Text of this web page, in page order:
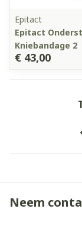
Epitact
Epitact
Kniebandage 2
€ 43,00
Neem